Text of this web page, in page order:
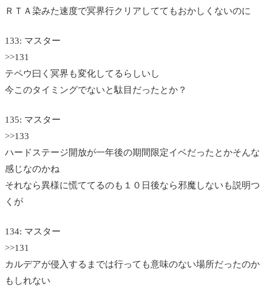
ＲＴＡ染みた速度で冥界行クリアしててもおかしくないのに
133: マスター
>>131
テペウ曰く冥界も変化してるらしいし
今このタイミングでないと駄目だったとか？
135: マスター
>>133
ハードステージ開放が一年後の期間限定イベだったとかそんな
感じなのかね
それなら異様に慌ててるのも１０日後なら邪魔しないも説明つ
くが
134: マスター
>>131
カルデアが侵入するまでは行っても意味のない場所だったのか
もしれない